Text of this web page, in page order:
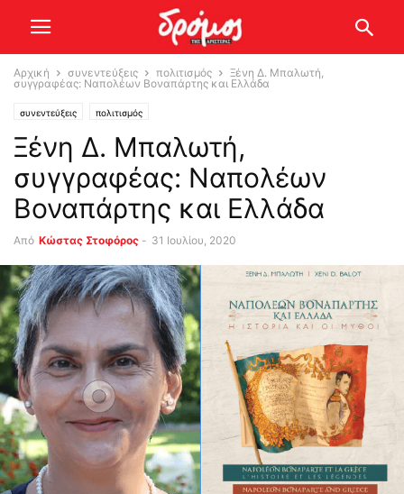
Αρχική συνεντεύξεις πολιτισμός
Ξένη Δ. Μπαλωτή,
συγγραφέας: Ναπολέων Βοναπάρτης και Ελλάδα
συνεντεύξεις πολιτισμός
Ξένη Δ. Μπαλωτή,
συγγραφέας: Ναπολέων
Βοναπάρτης και Ελλάδα
Από Κώστας Στοφόρος - 31 Ιουλίου, 2020